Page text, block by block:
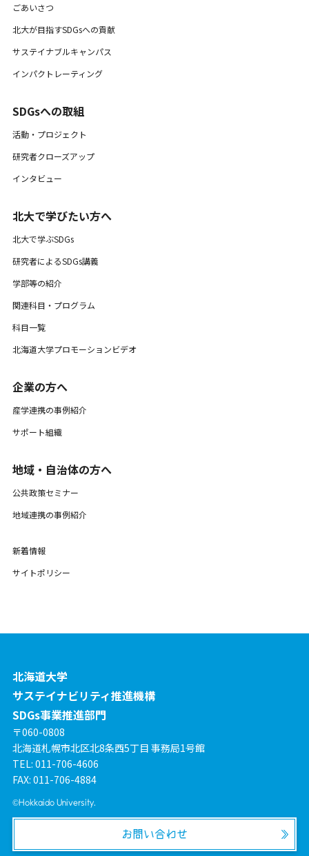
ごあいさつ
北大が目指すSDGsへの貢献
サステイナブルキャンパス
インパクトレーティング
SDGsへの取組
活動・プロジェクト
研究者クローズアップ
インタビュー
北大で学びたい方へ
北大で学ぶSDGs
研究者によるSDGs講義
学部等の紹介
関連科目・プログラム
科目一覧
北海道大学プロモーションビデオ
企業の方へ
産学連携の事例紹介
サポート組織
地域・自治体の方へ
公共政策セミナー
地域連携の事例紹介
新着情報
サイトポリシー
北海道大学
サステイナビリティ推進機構
SDGs事業推進部門
〒060-0808
北海道札幌市北区北8条西5丁目 事務局1号館
TEL: 011-706-4606
FAX: 011-706-4884
©Hokkaido University.
お問い合わせ